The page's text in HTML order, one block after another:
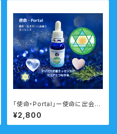
「使命・Portal」ー使命に出会
う・怖れの解放・グラウンディン
グー 瞑想音声ガイド付き マ
リアウォーターエッセンス・シン
¥2,800